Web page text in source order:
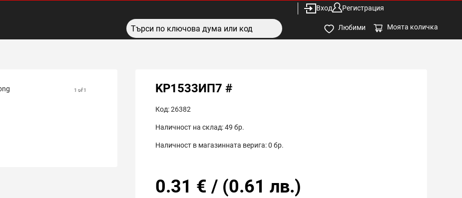
Вход Регистрация
Любими Моята количка
1 of 1 KP1533ИП7 #
Код:26382
Наличност на склад:49 бр.
Наличност в магазинната верига:0 бр.
0.31 € / (0.61 лв.)